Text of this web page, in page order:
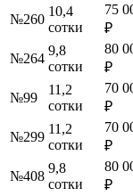
№260
10,4
сотки
75
₽
№264
9,8
сотки
80
₽
№99
11,2
сотки
70
₽
№299
11,2
сотки
70
₽
№408
9,8
сотки
80
₽